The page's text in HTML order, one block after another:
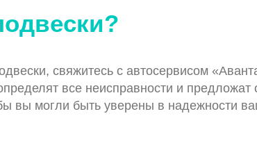
свяжитесь с автосервисом
все неисправности и
вы могли быть уверены в надежности